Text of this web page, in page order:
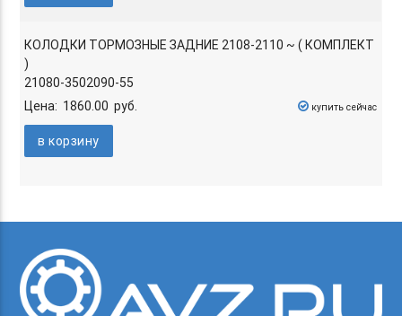
КОЛОДКИ ТОРМОЗНЫЕ ЗАДНИЕ 2108-2110 ~ ( КОМПЛЕКТ
)
21080-3502090-55
Цена: 1860.00 руб.
купить сейчас
в корзину